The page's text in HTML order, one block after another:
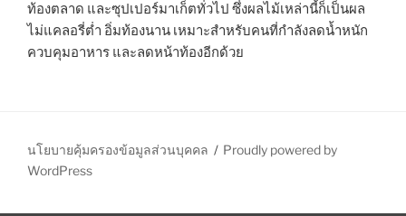
ท้องตลาด และซุปเปอร์มาเก็ตทั่วไป ซึ่งผลไม้เหล่านี้ก็เป็นผล
ไม่แคลอรี่ต่ำ อิ่มท้องนาน เหมาะสำหรับคนที่กำลังลดน้ำหนัก
ควบคุมอาหาร และลดหน้าท้องอีกด้วย
นโยบายคุ้มครองข้อมูลส่วนบุคคล
Proudly powered by
WordPress